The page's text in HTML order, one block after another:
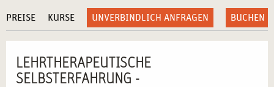
PREISE KURSE UNVERBINDLICH ANFRAGEN BUCHEN
LEHRTHERAPEUTISCHE
SELBSTERFAHRUNG -